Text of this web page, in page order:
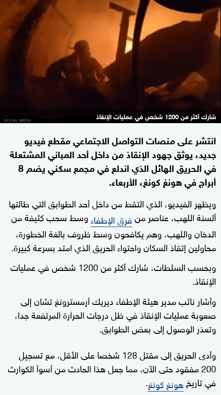
شارك أكثر من 1200 شخص في عمليات الإنقاذ
انتشر على منصات التواصل الاجتماعي مقطع فيديو
جديد، يوثق جهود الإنقاذ من داخل أحد المباني المشتعلة
في الحريق الهائل الذي اندلع في مجمع سكني يضم 8
أبراج في هونغ كونغ، الأربعاء.
ويظهر الفيديو، الذي التقط من داخل أحد الطوابق التي طالتها
ألسنة اللهب، عناصر منفرق الإطفاء وسط سحب كثيفة من
الدخان واللهب، وهم يكافحون وسط ظروف بالغة الخطورة،
محاولين إتقاذ السكان واحتواء الحريق الذي امتد بسرعة كبيرة.
وبحسب السلطات، شارك أكثر من 1200 شخص في عمليات
الإنقاذ.
وأشار نائب مدير هيئة الإطفاء ديريك أرمسترونغ تشان إلى
صعوبة عمليات الإنقاذ في ظل درجات الحرارة المرتفعة جدا،
وتعذر الوصول إلى بعض الطوابق.
وأدى الحريق إلى مقتل 128 شخصا على الأقل، مع تسجيل
200 مفقود حتى الآن، مما جعل هذا الحادث من أسوأ الكوارث
في تاريخهونغ كونغ.